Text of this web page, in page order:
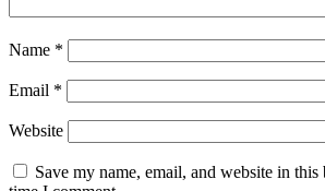
Name *
Email *
Website
Save my name, email, and website in